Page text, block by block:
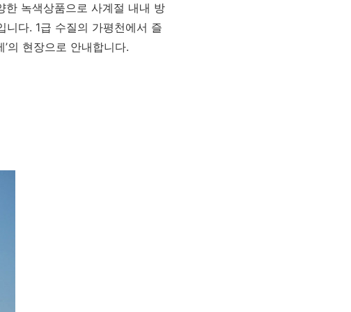
한 녹색상품으로 사계절 내내 방
다. 1급 수질의 가평천에서 즐
의 현장으로 안내합니다.